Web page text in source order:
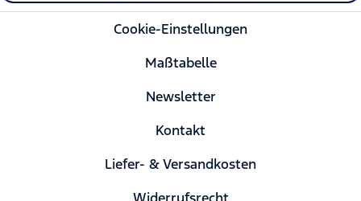
Cookie-Einstellungen
Maßtabelle
Newsletter
Kontakt
Liefer- & Versandkosten
Widerrufsrecht